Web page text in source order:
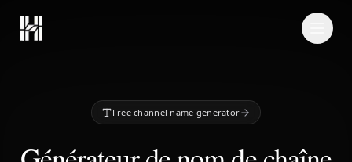
Free channel name generator